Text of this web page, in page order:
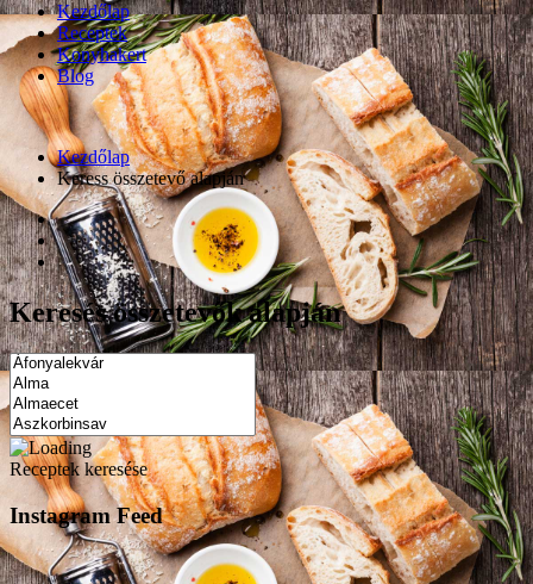
Kezdőlap
Receptek
Konyhakert
Blog
Kezdőlap
Keress összetevő alapján
Keresés összetevők alapján
Receptek keresése
Instagram Feed